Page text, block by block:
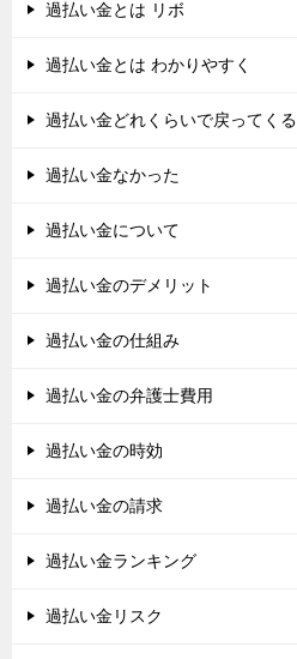
過払い金とは リボ
過払い金とは わかりやすく
過払い金どれくらいで戻ってくる
過払い金なかった
過払い金について
過払い金のデメリット
過払い金の仕組み
過払い金の弁護士費用
過払い金の時効
過払い金の請求
過払い金ランキング
過払い金リスク